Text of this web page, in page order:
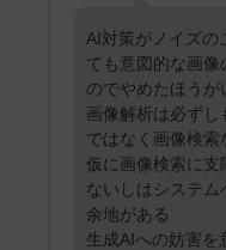
AI対策がノイズの
ても意図的な画像
のでやめたほうが
画像解析は必ず
ではなく画像検索
仮に画像検索に支
ないしはシステム
余地がある
生成AIへの妨害を